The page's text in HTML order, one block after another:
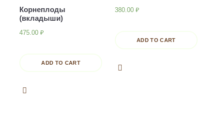
Корнеплоды
(вкладыши)
475.00 ₽
ADD TO CART
380.00 ₽
ADD TO CART